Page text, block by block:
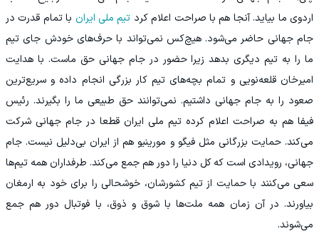
اردوی ما بیاید. آنجا هم با صراحت اعلام کرد تیم ملی ایران با تمام قدرت در
جام جهانی حاضر می‌شود. هیچ‌کس نمی‌تواند با حرف‌های خودش جای تیم
ما را به تیم دیگری بدهد زیرا حضور در جام جهانی حق ماست. با هدایت
امیرخان قلعه‌نویی و تمام بچه‌های تیم کار بزرگی انجام داده و سریع‌ترین
صعود را به جام جهانی داشتیم. نمی‌توانند حق طبیعی ما را بگیرند. رئیس
فیفا هم به صراحت اعلام کرده تیم ملی ایران قطعا در جام جهانی شرکت
می‌کند. حمایت بزرگانی مثل فیگو و مورینیو هم از ایران بی‌دلیل نیست. جام
جهانی، رویدادی است که کل دنیا را دور هم جمع می‌کند. طرفداران همه تیم‌ها
سعی می‌کنند با حمایت از تیم کشورشان، خوشحالی را برای خود به ارمغان
بیاورند. در آن زمان همه ملت‌ها با شوق و ذوق، با فوتبال دور هم جمع
می‌شوند.